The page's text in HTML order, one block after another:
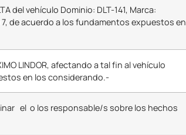
del vehículo Dominio: DLT-141, Marca:
7, de acuerdo a los fundamentos expuestos en
LINDOR, afectando a tal fin al vehículo
en los considerando.-
el o los responsable/s sobre los hechos